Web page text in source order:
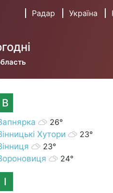
Радар Україна
В
26°
Хутори
23°
23°
24°
І